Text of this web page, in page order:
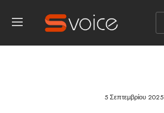
5 Σεπτεμβρίου 2025